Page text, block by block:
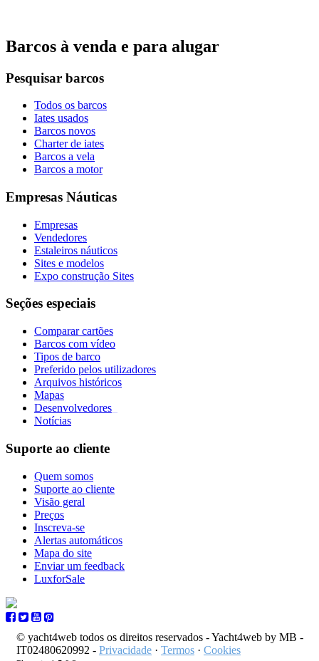
Barcos à venda e para alugar
Pesquisar barcos
Todos os barcos
Iates usados
Barcos novos
Charter de iates
Barcos a vela
Barcos a motor
Empresas Náuticas
Empresas
Vendedores
Estaleiros náuticos
Sites e modelos
Expo construção Sites
Seções especiais
Comparar cartões
Barcos com vídeo
Tipos de barco
Preferido pelos utilizadores
Arquivos históricos
Mapas
Desenvolvedores
Notícias
Suporte ao cliente
Quem somos
Suporte ao cliente
Visão geral
Preços
Inscreva-se
Alertas automáticos
Mapa do site
Enviar um feedback
LuxforSale
© yacht4web todos os direitos reservados -Yacht4web by MB -
IT02480620992 - Privacidade · Termos · Cookies